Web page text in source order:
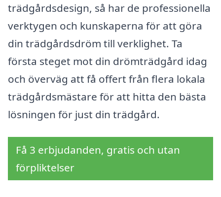
trädgårdsdesign, så har de professionella
verktygen och kunskaperna för att göra
din trädgårdsdröm till verklighet. Ta
första steget mot din drömträdgård idag
och överväg att få offert från flera lokala
trädgårdsmästare för att hitta den bästa
lösningen för just din trädgård.
Få 3 erbjudanden, gratis och utan
förpliktelser